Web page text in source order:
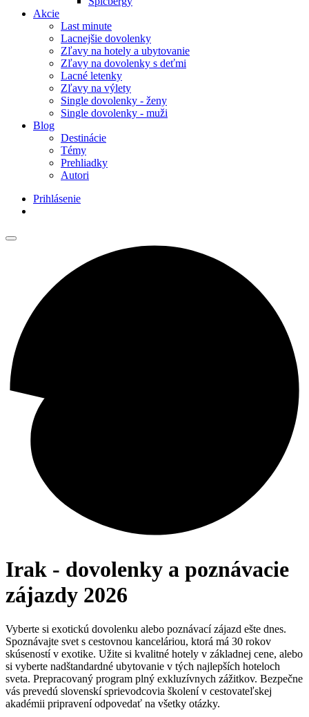
Akcie
Last minute
Lacnejšie dovolenky
Zľavy na hotely a ubytovanie
Zľavy na dovolenky s deťmi
Lacné letenky
Zľavy na výlety
Single dovolenky - ženy
Single dovolenky - muži
Blog
Destinácie
Témy
Prehliadky
Autori
Prihlásenie
Irak - dovolenky a poznávacie
zájazdy 2026
Vyberte si exotickú dovolenku alebo poznávací zájazd ešte dnes.
Spoznávajte svet s cestovnou kanceláriou, ktorá má 30 rokov
skúseností v exotike. Užite si kvalitné hotely v základnej cene, alebo
si vyberte nadštandardné ubytovanie v tých najlepších hoteloch
sveta. Prepracovaný program plný exkluzívnych zážitkov. Bezpečne
vás prevedú slovenskí sprievodcovia školení v cestovateľskej
akadémii pripravení odpovedať na všetky otázky.